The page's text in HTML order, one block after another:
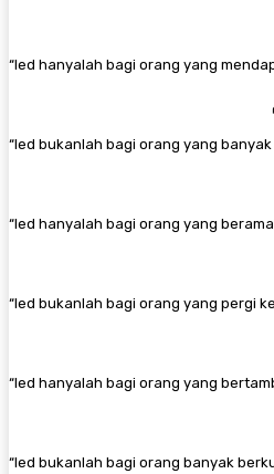
“Ied hanyalah bagi orang yang
“Ied bukanlah bagi orang yang
“Ied hanyalah bagi orang yang
“Ied bukanlah bagi orang yang pergi
“Ied hanyalah bagi orang yang
“Ied bukanlah bagi orang banyak